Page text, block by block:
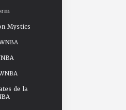
Mystics
de la